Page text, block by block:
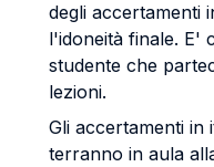
degli accertamenti
l'idoneità finale. E'
studente che
lezioni.
Gli accertamenti in
terranno in aula